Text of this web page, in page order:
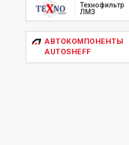
Технофильтр
ЛМЗ
АВТОКОМПОНЕНТЫ
AUTOSHEFF
Купить